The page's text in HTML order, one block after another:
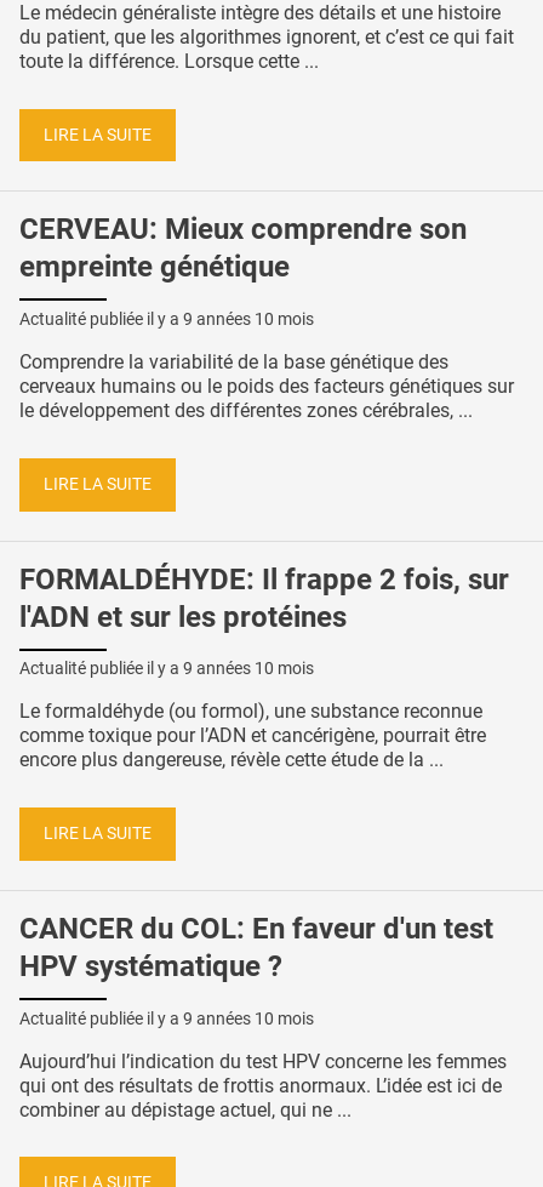
Le médecin généraliste intègre des détails et une histoire
du patient, que les algorithmes ignorent, et c’est ce qui fait
toute la différence. Lorsque cette ...
LIRE LA SUITE
CERVEAU: Mieux comprendre son
empreinte génétique
Actualité publiée il y a 9 années 10 mois
Comprendre la variabilité de la base génétique des
cerveaux humains ou le poids des facteurs génétiques sur
le développement des différentes zones cérébrales, ...
LIRE LA SUITE
FORMALDÉHYDE: Il frappe 2 fois, sur
l'ADN et sur les protéines
Actualité publiée il y a 9 années 10 mois
Le formaldéhyde (ou formol), une substance reconnue
comme toxique pour l’ADN et cancérigène, pourrait être
encore plus dangereuse, révèle cette étude de la ...
LIRE LA SUITE
CANCER du COL: En faveur d'un test
HPV systématique ?
Actualité publiée il y a 9 années 10 mois
Aujourd’hui l’indication du test HPV concerne les femmes
qui ont des résultats de frottis anormaux. L’idée est ici de
combiner au dépistage actuel, qui ne ...